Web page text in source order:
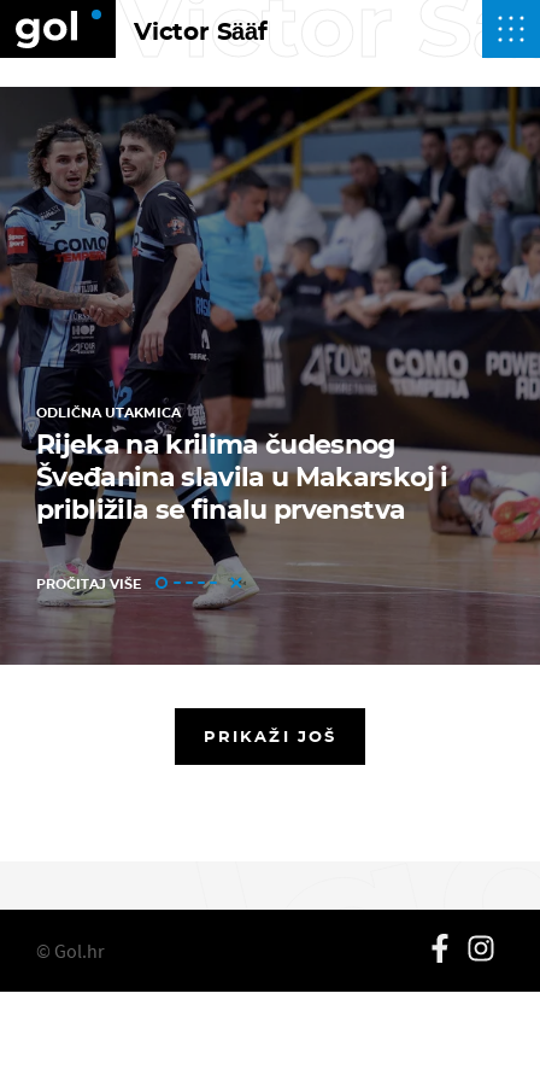
Victor Sääf
Victor
ODLIČNA UTAKMICA
Rijeka na krilima čudesnog
Šveđanina slavila u Makarskoj i
približila se finalu prvenstva
PROČITAJ VIŠE
PRIKAŽI JOŠ
© Gol.hr